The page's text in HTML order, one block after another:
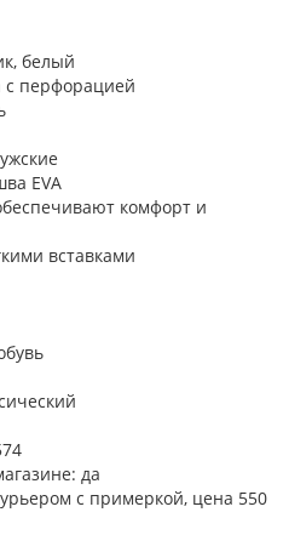
белый
с перфорацией
EVA
комфорт и
вставками
да
с примеркой, цена 550